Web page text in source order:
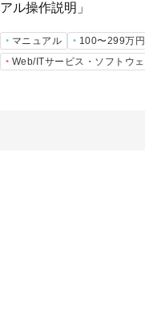
アル操作説明」
マニュアル
100〜299万円
Web/ITサービス・ソフトウ